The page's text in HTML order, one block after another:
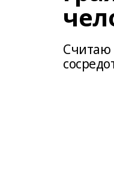
Считаю